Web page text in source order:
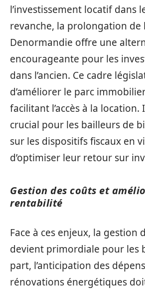
l’investissement locatif dans
revanche, la prolongation de
Denormandie offre une
encourageante pour les
dans l’ancien. Ce cadre
d’améliorer le parc
facilitant l’accès à la location.
crucial pour les bailleurs de
sur les dispositifs fiscaux en
d’optimiser leur retour sur
Gestion des coûts et
rentabilité
Face à ces enjeux, la gestion
devient primordiale pour les
part, l’anticipation des
rénovations énergétiques